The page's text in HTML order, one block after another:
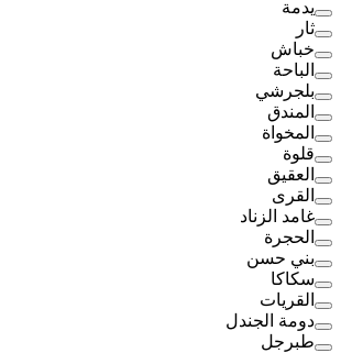
يدمة
ثار
خباش
الباحة
بلجرشي
المندق
المخواة
قلوة
العقيق
القرى
غامد الزناد
الحجرة
بني حسن
سكاكا
القريات
دومة الجندل
طبرجل